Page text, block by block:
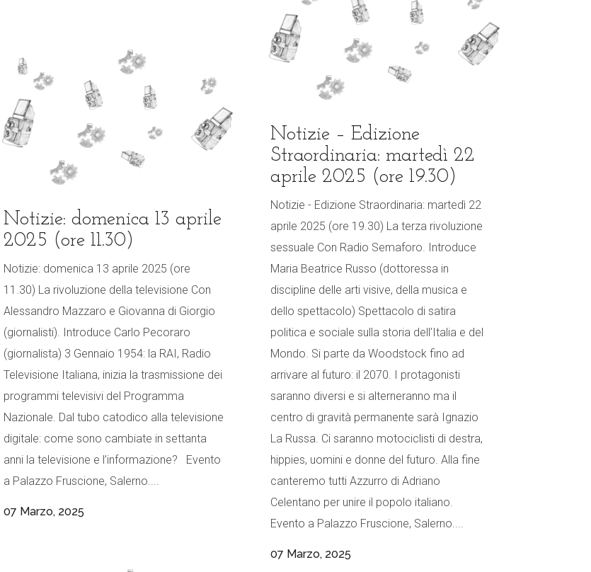
Notizie – Edizione
Straordinaria: martedì 22
aprile 2025 (ore 19.30)
Notizie - Edizione Straordinaria: martedì 22
aprile 2025 (ore 19.30) La terza rivoluzione
sessuale Con Radio Semaforo. Introduce
Maria Beatrice Russo (dottoressa in
discipline delle arti visive, della musica e
dello spettacolo) Spettacolo di satira
politica e sociale sulla storia dell’Italia e del
Mondo. Si parte da Woodstock fino ad
arrivare al futuro: il 2070. I protagonisti
saranno diversi e si alterneranno ma il
centro di gravità permanente sarà Ignazio
La Russa. Ci saranno motociclisti di destra,
hippies, uomini e donne del futuro. Alla fine
canteremo tutti Azzurro di Adriano
Celentano per unire il popolo italiano.
Evento a Palazzo Fruscione, Salerno....
07 Marzo, 2025
Notizie: domenica 13 aprile
2025 (ore 11.30)
Notizie: domenica 13 aprile 2025 (ore
11.30) La rivoluzione della televisione Con
Alessandro Mazzaro e Giovanna di Giorgio
(giornalisti). Introduce Carlo Pecoraro
(giornalista) 3 Gennaio 1954: la RAI, Radio
Televisione Italiana, inizia la trasmissione dei
programmi televisivi del Programma
Nazionale. Dal tubo catodico alla televisione
digitale: come sono cambiate in settanta
anni la televisione e l’informazione? Evento
a Palazzo Fruscione, Salerno....
07 Marzo, 2025